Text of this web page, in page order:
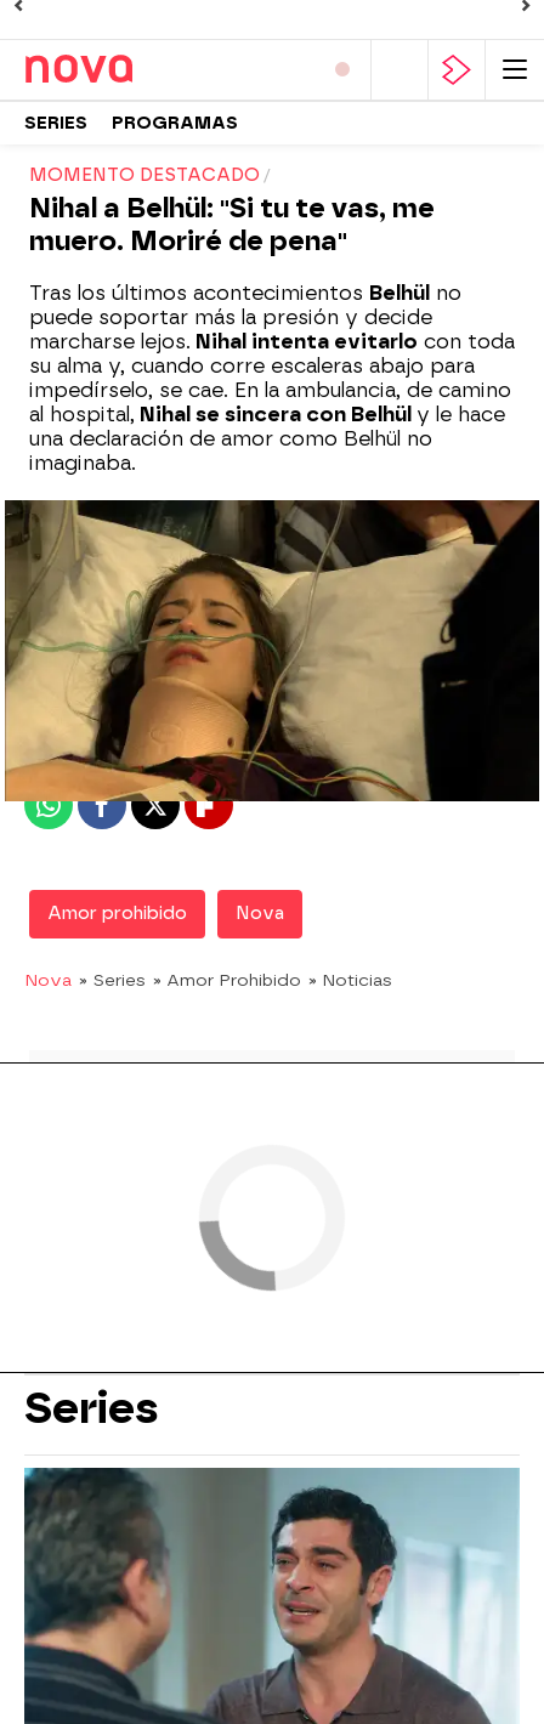
SERIES PROGRAMAS
MOMENTO DESTACADO
Nihal a Belhül: "Si tu te vas, me
muero. Moriré de pena"
Tras los últimos acontecimientos Belhül no
puede soportar más la presión y decide
marcharse lejos. Nihal intenta evitarlo con toda
su alma y, cuando corre escaleras abajo para
impedírselo, se cae. En la ambulancia, de camino
al hospital, Nihal se sincera con Belhül y le hace
una declaración de amor como Belhül no
imaginaba.
Madrid
Publicado: 28 de octubre de 2019, 21:03
WhatsappFacebook
X Flipboard
Amor prohibido Nova
Nova » Series » Amor Prohibido » Noticias
Series